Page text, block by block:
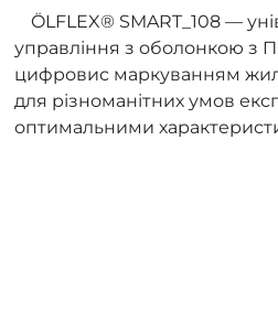
ÖLFLEX® SMART_108 —
управління з оболонкою з
цифровис маркуванням
для різноманітних умов
оптимальними